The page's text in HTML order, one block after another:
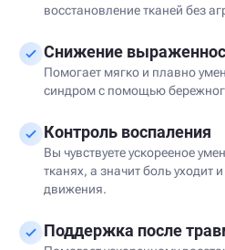
восстановление тканей без
Снижение
Помогает мягко и плавно
синдром с помощью
Контроль воспаления
Вы чувствуете ускорееное
тканях, а значит боль уходит
движения.
Поддержка после